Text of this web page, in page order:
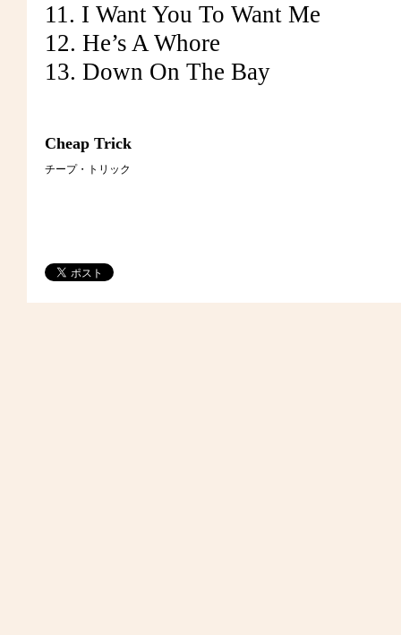
11. I Want You To Want Me
12. He’s A Whore
13. Down On The Bay
Cheap Trick
チープ・トリック